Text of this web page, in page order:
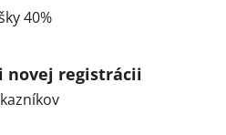
40%
novej registrácii